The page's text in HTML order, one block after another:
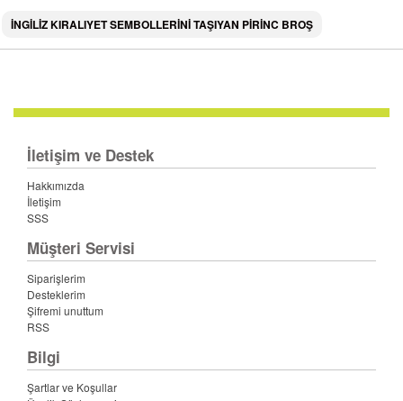
İNGİLİZ KIRALIYET SEMBOLLERİNİ TAŞIYAN PİRİNC BROŞ
İletişim ve Destek
Hakkımızda
İletişim
SSS
Müşteri Servisi
Siparişlerim
Desteklerim
Şifremi unuttum
RSS
Bilgi
Şartlar ve Koşullar